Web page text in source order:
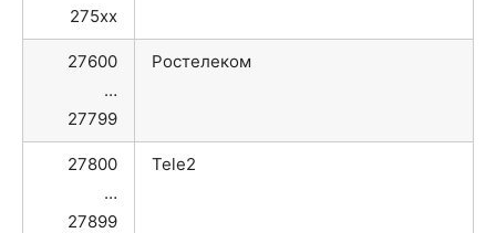
275xx
27600
…
27799
Ростелеком
27800
…
27899
Tele2